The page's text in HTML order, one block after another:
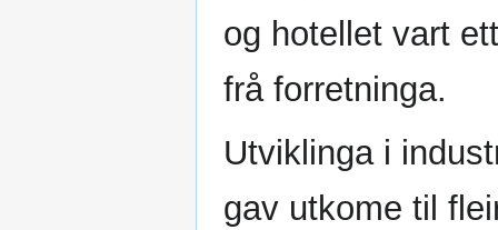
og hotellet vart
frå forretninga.
Utviklinga i
gav utkome til